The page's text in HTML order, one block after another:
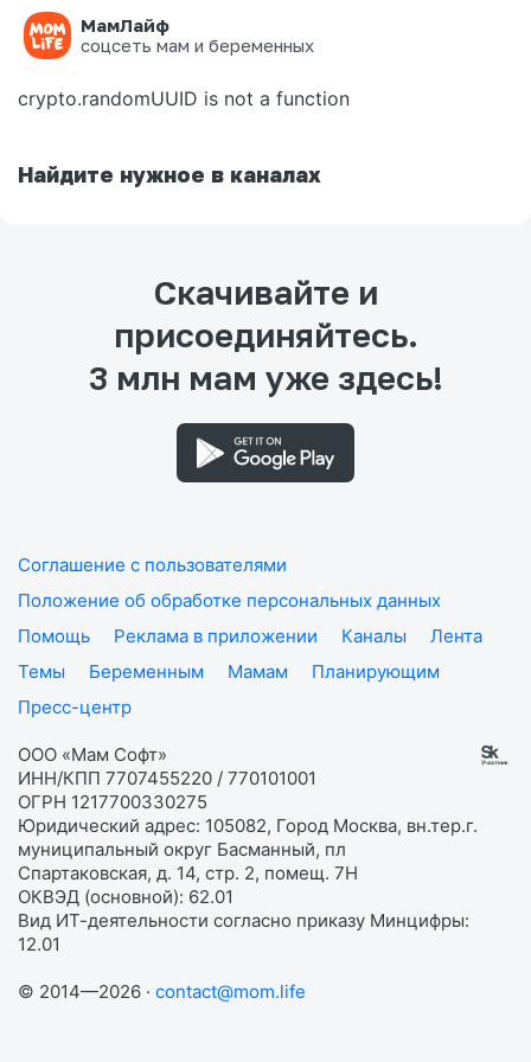
МамЛайф
соцсеть мам и беременных
Ошибка на странице
crypto.randomUUID is not a function
Найдите нужное в каналах
Скачивайте и
присоединяйтесь.
3 млн мам уже здесь!
Соглашение с пользователями
Положение об обработке персональных данных
Помощь
Реклама в приложении Каналы
Лента
Темы
Беременным Мамам
Планирующим
Пресс-центр
ООО «Мам Софт»
ИНН/КПП 7707455220 / 770101001
ОГРН 1217700330275
Юридический адрес: 105082, Город Москва, вн.тер.г.
муниципальный округ Басманный, пл
Спартаковская, д. 14, стр. 2, помещ. 7Н
ОКВЭД (основной): 62.01
Вид ИТ-деятельности согласно приказу Минцифры:
12.01
© 2014—2026 · contact@mom.life